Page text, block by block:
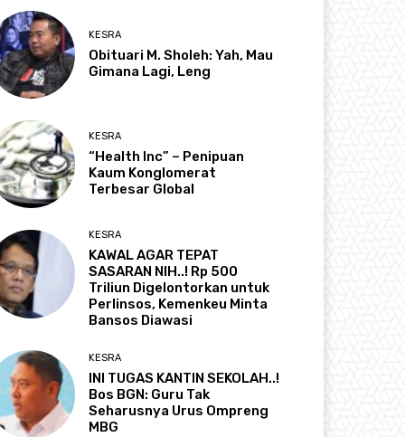
KESRA
Obituari M. Sholeh: Yah, Mau
Gimana Lagi, Leng
KESRA
“Health Inc” – Penipuan
Kaum Konglomerat
Terbesar Global
KESRA
KAWAL AGAR TEPAT
SASARAN NIH..! Rp 500
Triliun Digelontorkan untuk
Perlinsos, Kemenkeu Minta
Bansos Diawasi
KESRA
INI TUGAS KANTIN SEKOLAH..!
Bos BGN: Guru Tak
Seharusnya Urus Ompreng
MBG